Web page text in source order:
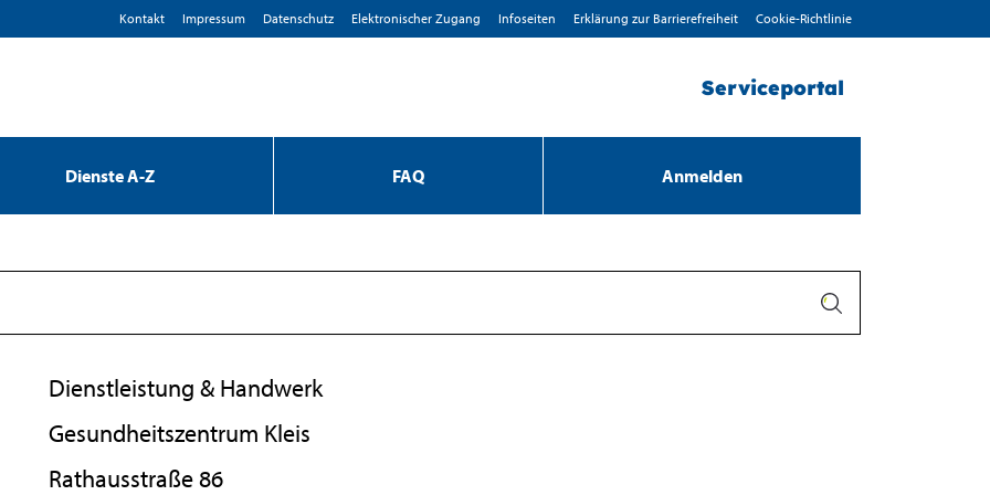
Kontakt Impressum D­atenschutz Elektronischer Zugang Infoseiten Erklärung zur Barrierefreiheit Cookie-Richtlinie
Serviceportal
Dienste A-Z FAQ Anmelden
Dienstleistung & Handwerk
Gesundheitszentrum Kleis
Rathausstraße 86